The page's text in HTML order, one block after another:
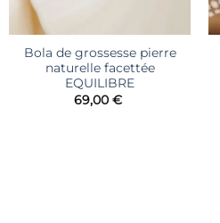
Bola de grossesse pierre
naturelle facettée
EQUILIBRE
69,00 €